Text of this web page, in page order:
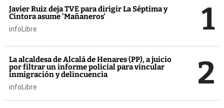
Javier Ruiz deja TVE para dirigir La Séptima y
Cintora asume 'Mañaneros'
infoLibre 1
La alcaldesa de Alcalá de Henares (PP), a juicio
por filtrar un informe policial para vincular
inmigración y delincuencia
infoLibre 2